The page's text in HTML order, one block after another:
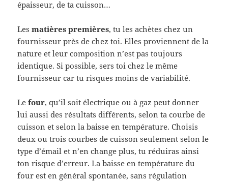
épaisseur, de ta cuisson…
Lesmatières premières, tu les achètes chez un
fournisseur près de chez toi. Elles proviennent de la
nature et leur composition n’est pas toujours
identique. Si possible, sers toi chez le même
fournisseur car tu risques moins de variabilité.
Lefour, qu’il soit électrique ou à gaz peut donner
lui aussi des résultats différents, selon ta courbe de
cuisson et selon la baisse en température. Choisis
deux ou trois courbes de cuisson seulement selon le
type d’émail et n’en change plus, tu réduiras ainsi
ton risque d’erreur. La baisse en température du
four est en général spontanée, sans régulation